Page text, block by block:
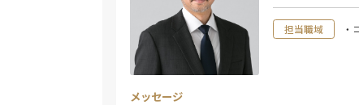
担当職域 ・
メッセージ